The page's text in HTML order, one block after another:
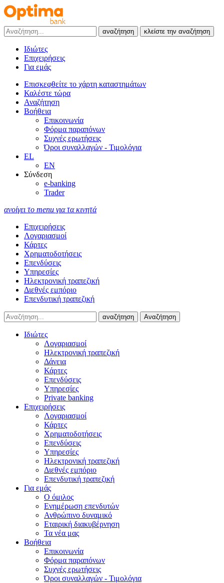
αναζήτηση κλείστε την αναζήτηση
Ιδιώτες
Επιχειρήσεις
Για εμάς
Επισκεφθείτε το χάρτη καταστημάτων
Καλέστε τώρα
Αναζήτηση
Βοήθεια
Επικοινωνία
Φόρμα παραπόνων
Συχνές ερωτήσεις
Όροι συναλλαγών - Τιμολόγια
EL
EN
Σύνδεση
e-banking
Trader
ανοίγει το menu για τα κινητά
Επιχειρήσεις
Λογαριασμοί
Κάρτες
Χρηματοδοτήσεις
Επενδύσεις
Υπηρεσίες
Ηλεκτρονική τραπεζική
Διεθνές εμπόριο
Επενδυτική τραπεζική
αναζήτηση Αναζήτηση
Ιδιώτες
Λογαριασμοί
Ηλεκτρονική τραπεζική
Δάνεια
Κάρτες
Επενδύσεις
Υπηρεσίες
Private banking
Επιχειρήσεις
Λογαριασμοί
Κάρτες
Χρηματοδοτήσεις
Επενδύσεις
Υπηρεσίες
Ηλεκτρονική τραπεζική
Διεθνές εμπόριο
Επενδυτική τραπεζική
Για εμάς
Ο όμιλος
Ενημέρωση επενδυτών
Ανθρώπινο δυναμικό
Εταιρική διακυβέρνηση
Τα νέα μας
Βοήθεια
Επικοινωνία
Φόρμα παραπόνων
Συχνές ερωτήσεις
Όροι συναλλαγών - Τιμολόγια